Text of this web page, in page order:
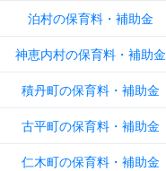
泊村の保育料・補助金
神恵内村の保育料・補助金
積丹町の保育料・補助金
古平町の保育料・補助金
仁木町の保育料・補助金